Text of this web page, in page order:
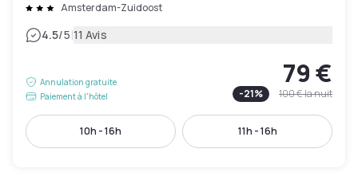
Amsterdam-Zuidoost
4.5/5|11 Avis
Annulation gratuite
Paiement à l'hôtel
79 €
-21% 100 €la nuit
10h - 16h 11h - 16h